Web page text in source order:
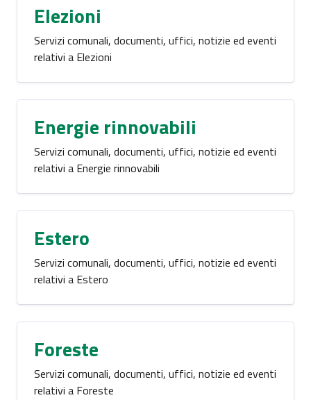
Elezioni
Servizi comunali, documenti, uffici, notizie ed eventi
relativi a Elezioni
Energie rinnovabili
Servizi comunali, documenti, uffici, notizie ed eventi
relativi a Energie rinnovabili
Estero
Servizi comunali, documenti, uffici, notizie ed eventi
relativi a Estero
Foreste
Servizi comunali, documenti, uffici, notizie ed eventi
relativi a Foreste